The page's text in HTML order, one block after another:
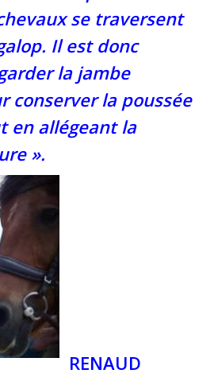
se traversent
Il est donc
la jambe
conserver la poussée
en allégeant la
».
RENAUD